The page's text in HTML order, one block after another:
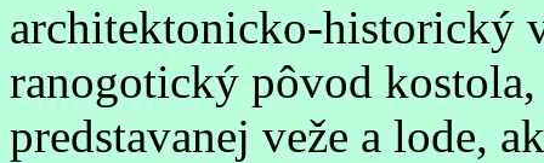
architektonicko-historický
ranogotický pôvod
predstavanej veže a lode,